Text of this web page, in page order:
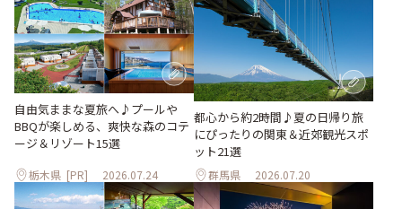
自由気ままな夏旅へ♪プールや
BBQが楽しめる、爽快な森のコテ
ージ＆リゾート15選
栃木県 [PR] 2026.07.24
都心から約2時間♪夏の日帰り旅
にぴったりの関東＆近郊観光スポ
ット21選
群馬県 2026.07.20